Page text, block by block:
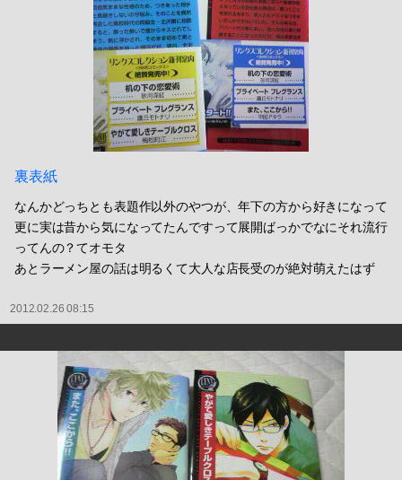
裏表紙
なんかどっちとも表題作以外のやつが、年下の方から好きになって
更に実は昔から気になってたんですって展開ばっかでなにそれ流行
ってんの？てオモタ
あとラーメン屋の話は明るくて大人な店長受のが絶対萌えたはず
2012.02.26 08:15